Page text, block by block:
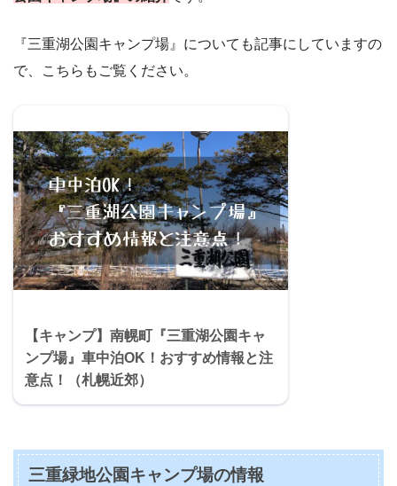
『三重湖公園キャンプ場』についても記事にしていますの
で、こちらもご覧ください。
【キャンプ】南幌町『三重湖公園キャ
ンプ場』車中泊OK！おすすめ情報と注
意点！（札幌近郊）
三重緑地公園キャンプ場の情報